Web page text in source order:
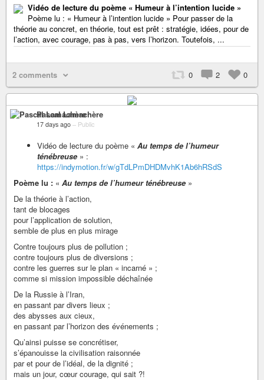
Vidéo de lecture du poème « Humeur à l’intention lucide »
Poème lu : « Humeur à l’intention lucide » Pour passer de la
théorie au concret, en théorie, tout est prêt : stratégie, idées, pour de
l’action, avec courage, pas à pas, vers l’horizon. Toutefois, ...
2 comments 0 2 0
Pascal Lamachère
17 days ago – Public
Vidéo de lecture du poème « Au temps de l’humeur
ténébreuse » :
https://indymotion.fr/w/gTdLPmDHDMvhK1Ab6hRSdS
Poème lu : « Au temps de l’humeur ténébreuse »
De la théorie à l’action,
tant de blocages
pour l’application de solution,
semble de plus en plus mirage
Contre toujours plus de pollution ;
contre toujours plus de diversions ;
contre les guerres sur le plan « incarné » ;
comme si mission impossible déchaînée
De la Russie à l’Iran,
en passant par divers lieux ;
des abysses aux cieux,
en passant par l’horizon des événements ;
Qu’ainsi puisse se concrétiser,
s’épanouisse la civilisation raisonnée
par et pour de l’idéal, de la dignité ;
mais un jour, cœur courage, qui sait ?!